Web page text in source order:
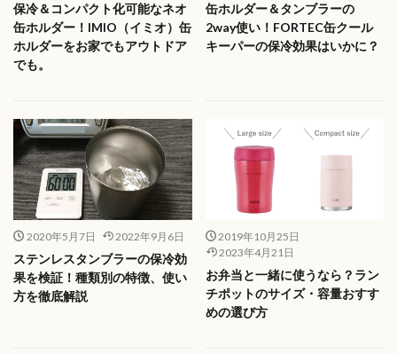
保冷＆コンパクト化可能なネオ
缶ホルダー！IMIO（イミオ）缶
ホルダーをお家でもアウトドア
でも。
缶ホルダー＆タンブラーの
2way使い！FORTEC缶クール
キーパーの保冷効果はいかに？
2020年5月7日 2022年9月6日
ステンレスタンブラーの保冷効
果を検証！種類別の特徴、使い
方を徹底解説
2019年10月25日
2023年4月21日
お弁当と一緒に使うなら？ラン
チポットのサイズ・容量おすす
めの選び方